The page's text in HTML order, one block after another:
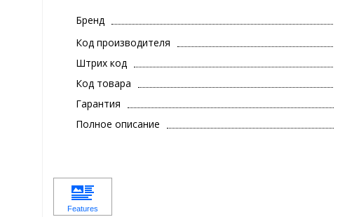
Бренд
Код производителя
Штрих код
Код товара
Гарантия
Полное описание